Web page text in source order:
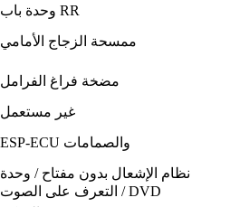
وحدة باب RR
ممسحة الزجاج الأمامي
مضخة فراغ الفرامل
غير مستعمل
ESP-ECU والصمامات
نظام الإشعال بدون مفتاح / وحدة
التعرف على الصوت / DVD